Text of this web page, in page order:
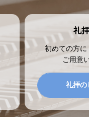
礼
初めての方
ご用意
礼拝の